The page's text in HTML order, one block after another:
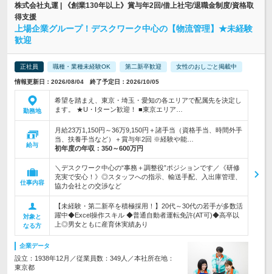
株式会社丸運 | 《創業130年以上》賞与年2回/借上社宅/退職金制度/資格取
得支援
上場企業グループ！デスクワーク中心の【物流管理】★未経験
歓迎
正社員 職種・業種未経験OK 第二新卒歓迎 女性のおしごと掲載中
情報更新日：2026/08/04 終了予定日：2026/10/05
勤務地
希望を踏まえ、東京・埼玉・愛知の各エリアで配属先を決定し
ます。 ★U・Iターン歓迎！ ■東京エリア…
給与
月給23万1,150円～36万9,150円＋諸手当（資格手当、時間外手
当、扶養手当など）＋賞与年2回 ※経験や能…
初年度の年収： 350～600万円
仕事内容
＼デスクワーク中心の“事務＋調整役”ポジションです／《研修
充実で安心！》◎スタッフへの指示、輸送手配、入出庫管理、
協力会社との交渉など
対象と
なる方
【未経験・第二新卒を積極採用！】20代～30代の若手が多数活
躍中◆Excel操作スキル ◆普通自動者運転免許(AT可)◆高卒以
上◎男女ともに産育休実績あり
企業データ
設立：1938年12月／従業員数：349人／本社所在地：
東京都